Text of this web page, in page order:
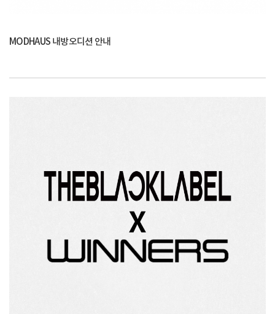
MODHAUS 내방오디션 안내